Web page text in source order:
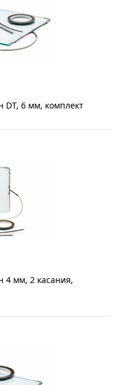
DT, 6 мм, комплект
4 мм, 2 касания,